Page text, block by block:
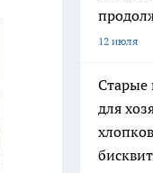
12 июля
Старые
для